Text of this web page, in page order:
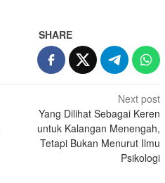
SHARE
Next post
Yang Dilihat Sebagai Keren
untuk Kalangan Menengah,
Tetapi Bukan Menurut Ilmu
Psikologi